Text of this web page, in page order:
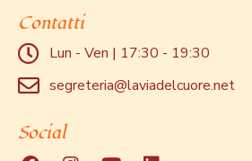
Contatti
Lun - Ven | 17:30 - 19:30
segreteria@laviadelcuore.net
Social